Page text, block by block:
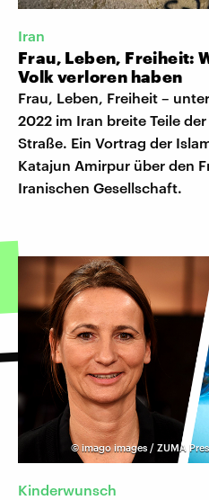
Iran
Frau, Leben, Freiheit:
Volk verloren haben
Frau, Leben, Freiheit –
2022 im Iran breite Teile
Straße. Ein Vortrag der
Katajun Amirpur über den
Iranischen Gesellschaft.
©imago images / ZUMA
Kinderwunsch